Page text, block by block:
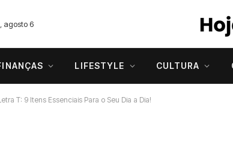
agosto 6
LIFESTYLE CULTURA
T: 9 Itens Essenciais Para o Seu Dia a Dia!